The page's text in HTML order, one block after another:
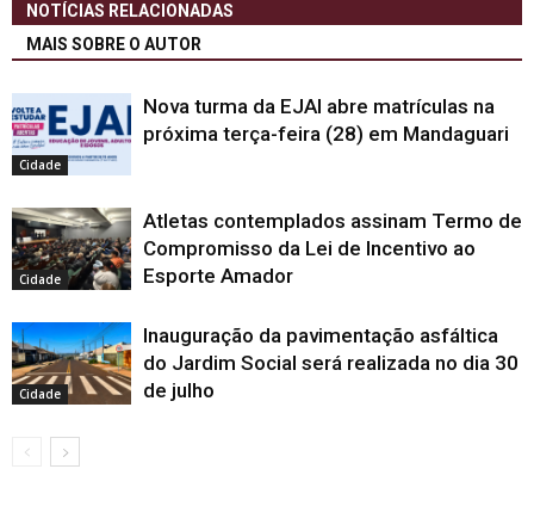
NOTÍCIAS RELACIONADAS
MAIS SOBRE O AUTOR
Cidade
Nova turma da EJAI abre matrículas na
próxima terça-feira (28) em Mandaguari
Cidade
Atletas contemplados assinam Termo de
Compromisso da Lei de Incentivo ao
Esporte Amador
Cidade
Inauguração da pavimentação asfáltica
do Jardim Social será realizada no dia 30
de julho